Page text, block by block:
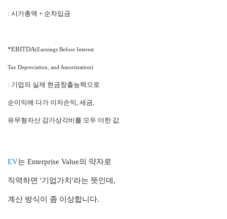
: 시가총액 + 순차입금
*EBITDA(Earnings Before Interest
Tax Depreciation, and Amortization)
: 기업의 실제 현금창출능력으로
순이익에 다가 이자손익, 세금,
유무형자산 감가상각비를 모두 더한 값.
EV는 Enterprise Value의 약자로
직역하면 '기업가치'라는 뜻인데,
계산 방식이 좀 이상합니다.